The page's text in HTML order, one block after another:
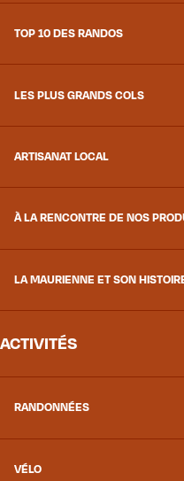
TOP 10 DES RANDOS
LES PLUS GRANDS COLS
ARTISANAT LOCAL
À LA RENCONTRE DE NOS
LA MAURIENNE ET SON
ACTIVITÉS
RANDONNÉES
VÉLO
soit sur deux jours, trois
unique en face à
ou en bivouac, voici
itinérances à vivre en
!
Ajouter aux